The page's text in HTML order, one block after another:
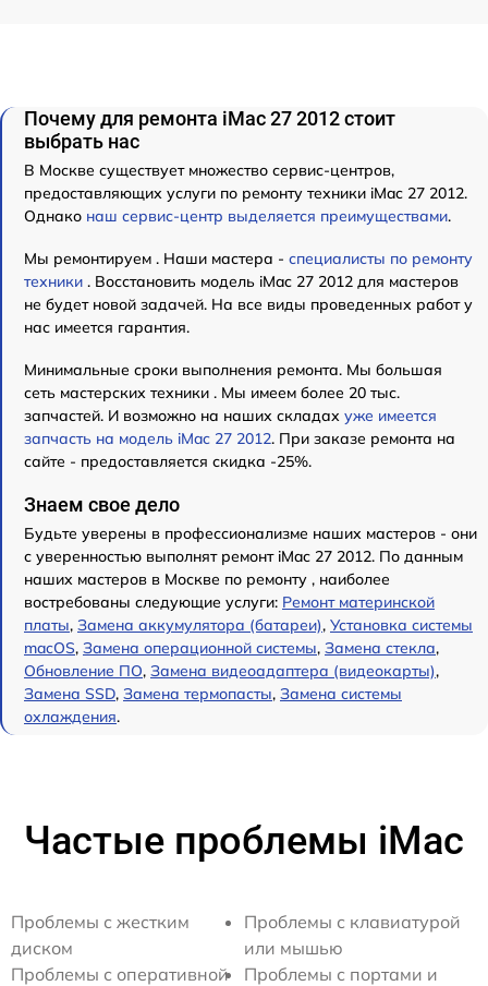
Почему для ремонта iMac 27 2012 стоит
выбрать нас
В Москве существует множество сервис-центров,
предоставляющих услуги по ремонту техники iMac 27 2012.
Однако наш сервис-центр выделяется преимуществами.
Мы ремонтируем . Наши мастера - специалисты по ремонту
техники . Восстановить модель iMac 27 2012 для мастеров
не будет новой задачей. На все виды проведенных работ у
нас имеется гарантия.
Минимальные сроки выполнения ремонта. Мы большая
сеть мастерских техники . Мы имеем более 20 тыс.
запчастей. И возможно на наших складах уже имеется
запчасть на модель iMac 27 2012. При заказе ремонта на
сайте - предоставляется скидка -25%.
Знаем свое дело
Будьте уверены в профессионализме наших мастеров - они
с уверенностью выполнят ремонт iMac 27 2012. По данным
наших мастеров в Москве по ремонту , наиболее
востребованы следующие услуги: Ремонт материнской
платы, Замена аккумулятора (батареи), Установка системы
macOS, Замена операционной системы, Замена стекла,
Обновление ПО, Замена видеоадаптера (видеокарты),
Замена SSD, Замена термопасты, Замена системы
охлаждения.
Частые проблемы iMac
Проблемы с жестким
диском
Проблемы с оперативной
Проблемы с клавиатурой
или мышью
Проблемы с портами и